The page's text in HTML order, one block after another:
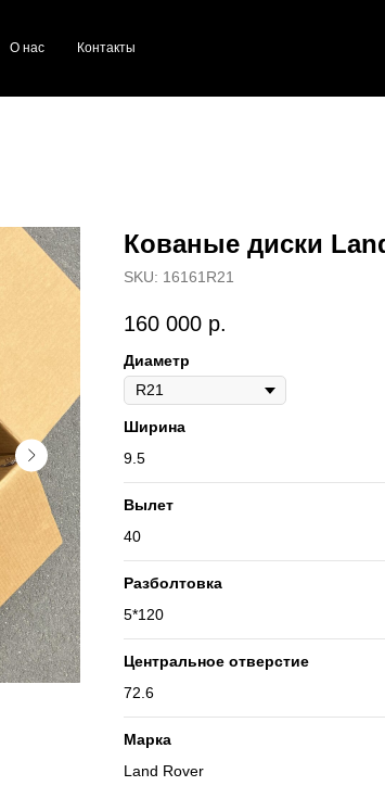
О нас Контакты
Кованые диски
SKU: 16161R21
160 000 р.
Диаметр
Ширина
9.5
Вылет
40
Разболтовка
5*120
Центральное отверстие
72.6
Марка
Land Rover